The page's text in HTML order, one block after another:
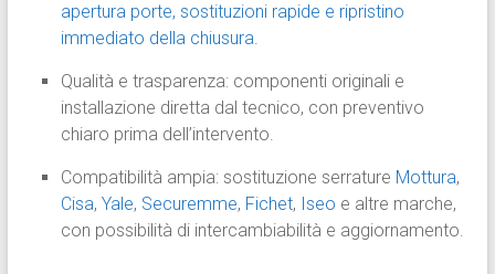
apertura porte, sostituzioni rapide e ripristino
immediato della chiusura.
Qualità e trasparenza: componenti originali e
installazione diretta dal tecnico, con preventivo
chiaro prima dell’intervento.
Compatibilità ampia: sostituzione serrature Mottura,
Cisa, Yale, Securemme, Fichet, Iseo e altre marche,
con possibilità di intercambiabilità e aggiornamento.